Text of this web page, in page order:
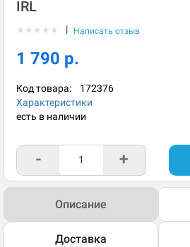
IRL
★ ★ ★ ★ ★ | Написать отзыв
1 790 р.
Код товара: 172376
Характеристики
есть в наличии
- +
Описание
Доставка